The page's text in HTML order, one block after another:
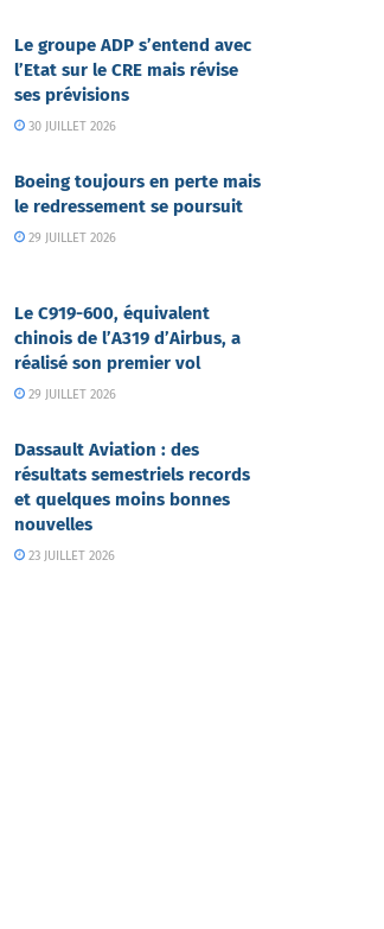
Le groupe ADP s’entend avec
l’Etat sur le CRE mais révise
ses prévisions
30 JUILLET 2026
Boeing toujours en perte mais
le redressement se poursuit
29 JUILLET 2026
Le C919-600, équivalent
chinois de l’A319 d’Airbus, a
réalisé son premier vol
29 JUILLET 2026
Dassault Aviation : des
résultats semestriels records
et quelques moins bonnes
nouvelles
23 JUILLET 2026